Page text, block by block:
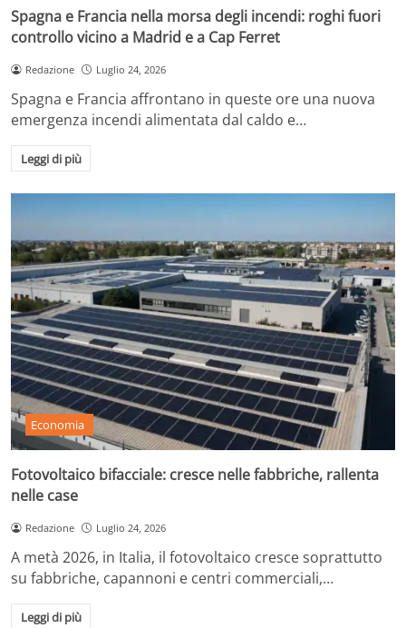
Spagna e Francia nella morsa degli incendi: roghi fuori
controllo vicino a Madrid e a Cap Ferret
Redazione Luglio 24, 2026
Spagna e Francia affrontano in queste ore una nuova
emergenza incendi alimentata dal caldo e…
Leggi di più
Economia
Fotovoltaico bifacciale: cresce nelle fabbriche, rallenta
nelle case
Redazione Luglio 24, 2026
A metà 2026, in Italia, il fotovoltaico cresce soprattutto
su fabbriche, capannoni e centri commerciali,…
Leggi di più